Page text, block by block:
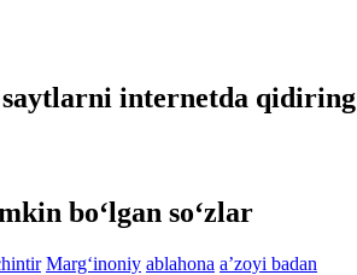
saytlarni internetda qidiring
bo‘lgan so‘zlar
Marg‘inoniy ablahona aʼzoyi badan